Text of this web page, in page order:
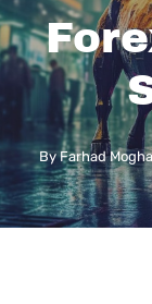
By Farhad